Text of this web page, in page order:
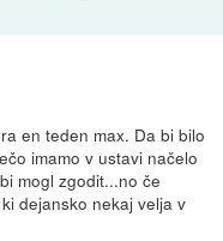
en teden max. Da bi bilo
imamo v ustavi načelo
mogl zgodit...no če
dejansko nekaj velja v